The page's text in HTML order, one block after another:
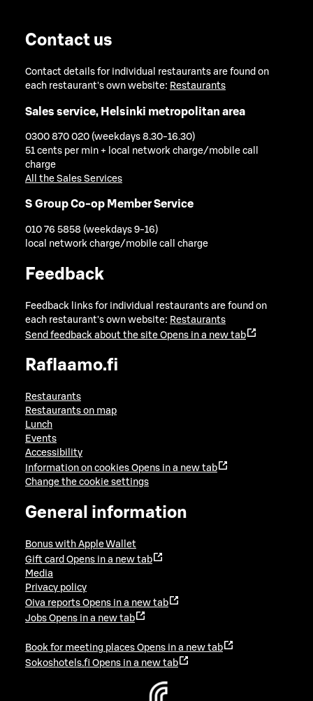
Contact us
Contact details for individual restaurants are found on
each restaurant's own website: Restaurants
Sales service, Helsinki metropolitan area
0300 870 020 (weekdays 8.30-16.30)
51 cents per min + local network charge/mobile call
charge
All the Sales Services
S Group Co-op Member Service
010 76 5858 (weekdays 9-16)
local network charge/mobile call charge
Feedback
Feedback links for individual restaurants are found on
each restaurant's own website: Restaurants
Send feedback about the site Opens in a new tab
Raflaamo.fi
Restaurants
Restaurants on map
Lunch
Events
Accessibility
Information on cookies Opens in a new tab
Change the cookie settings
General information
Bonus with Apple Wallet
Gift card Opens in a new tab
Media
Privacy policy
Oiva reports Opens in a new tab
Jobs Opens in a new tab
Book for meeting places Opens in a new tab
Sokoshotels.fi Opens in a new tab